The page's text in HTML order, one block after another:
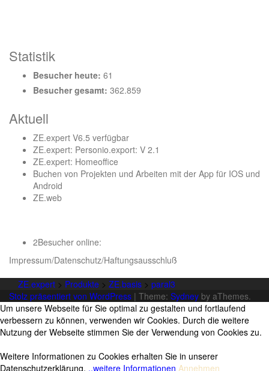
Statistik
Besucher heute: 61
Besucher gesamt: 362.859
Aktuell
ZE.expert V6.5 verfügbar
ZE.expert: Personio.export: V 2.1
ZE.expert: Homeoffice
Buchen von Projekten und Arbeiten mit der App für IOS und
Android
ZE.web
2Besucher online:
Impressum/Datenschutz/Haftungsausschluß
ZE.expert > Produkte > ZE.basis > paral3
Stolz präsentiert von WordPress | Theme: Sydney by aThemes.
Um unsere Webseite für Sie optimal zu gestalten und fortlaufend
verbessern zu können, verwenden wir Cookies. Durch die weitere
Nutzung der Webseite stimmen Sie der Verwendung von Cookies zu.
Weitere Informationen zu Cookies erhalten Sie in unserer
Datenschutzerklärung. ..weitere Informationen Annehmen